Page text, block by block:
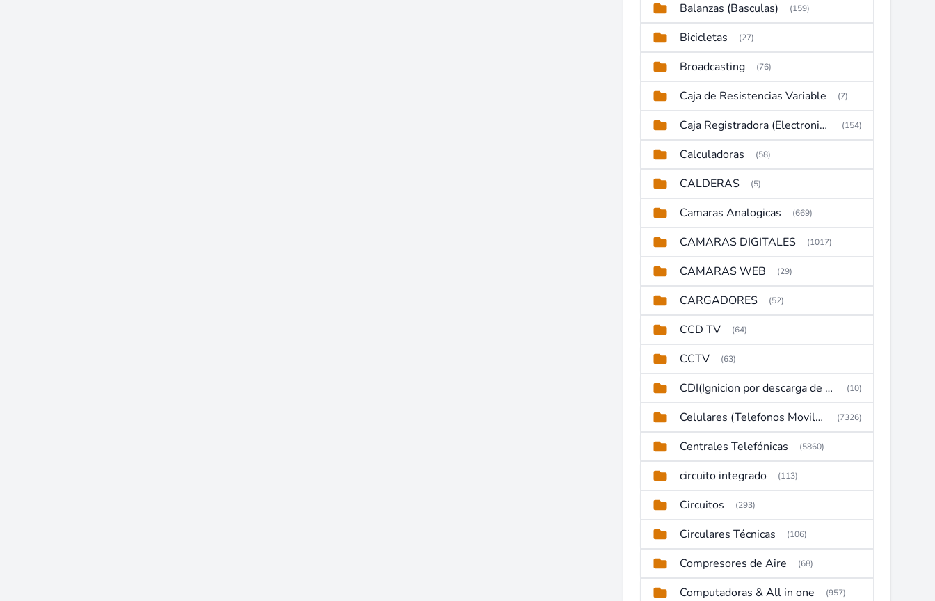
Balanzas (Basculas) (159)
Bicicletas (27)
Broadcasting (76)
Caja de Resistencias Variable (7)
Caja Registradora (Electronic Cash Register) (154)
Calculadoras (58)
CALDERAS (5)
Camaras Analogicas (669)
CAMARAS DIGITALES (1017)
CAMARAS WEB (29)
CARGADORES (52)
CCD TV (64)
CCTV (63)
CDI(Ignicion por descarga de capacitor) (10)
Celulares (Telefonos Moviles) (7326)
Centrales Telefónicas (5860)
circuito integrado (113)
Circuitos (293)
Circulares Técnicas (106)
Compresores de Aire (68)
Computadoras & All in one (957)